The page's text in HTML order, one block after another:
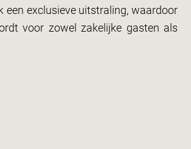
een exclusieve uitstraling, waardoor
voor zowel zakelijke gasten als